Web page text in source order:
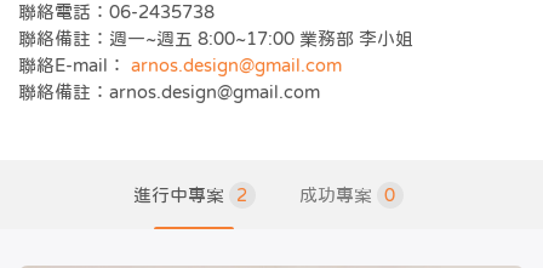
聯絡電話：06-2435738
聯絡備註：週一~週五 8:00~17:00 業務部 李小姐
聯絡E-mail： arnos.design@gmail.com
聯絡備註： arnos.design@gmail.com
進行中專案 2 成功專案 0